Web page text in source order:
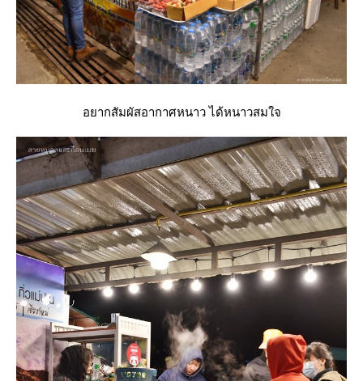
อยากสัมผัสอากาศหนาว ได้หนาวสมใจ